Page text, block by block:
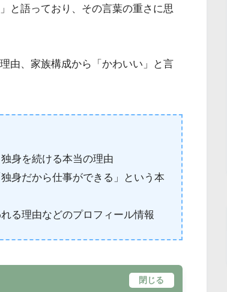
と語っており、その言葉の重さに思
由、家族構成から「かわいい」と言
身を続ける本当の理由
身だから仕事ができる」という本
る理由などのプロフィール情報
閉じる